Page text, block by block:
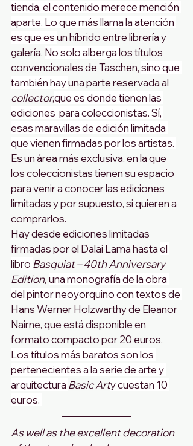
tienda, el contenido merece mención
aparte. Lo que más llama la atención
es que es un híbrido entre librería y
galería. No solo alberga los títulos
convencionales de Taschen, sino que
también hay una parte reservada al
collector,que es donde tienen las
ediciones  para coleccionistas. Sí,
esas maravillas de edición limitada
que vienen firmadas por los artistas.
Es un área más exclusiva, en la que
los coleccionistastienen su espacio
para venir a conocer las ediciones
limitadas y por supuesto, si quieren a
comprarlos.
Hay desde ediciones limitadas
firmadas por el Dalai Lama hasta el
libro Basquiat – 40th Anniversary
Edition, una monografía de la obra
del pintor neoyorquino con textos de
Hans Werner Holzwarthy de Eleanor
Nairne, que está disponible en
formato compacto por 20 euros.
Los títulos más baratos son los
pertenecientes a la serie de arte y
arquitectura Basic Arty cuestan 10
euros.
As well as the excellent decoration